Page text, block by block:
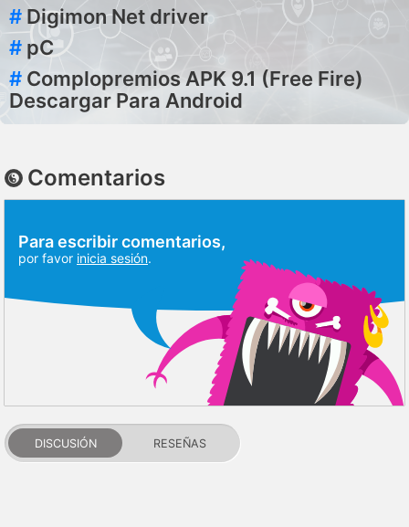
# Digimon Net driver
# pC
# Complopremios APK 9.1 (Free Fire)
Descargar Para Android
Comentarios
Para escribir comentarios,
por favor inicia sesión.
DISCUSIÓN RESEÑAS